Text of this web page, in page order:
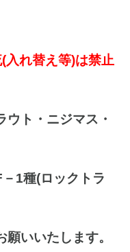
入れ替え等)は禁止
ト・ニジマス・
1種(ロックトラ
いいたします。